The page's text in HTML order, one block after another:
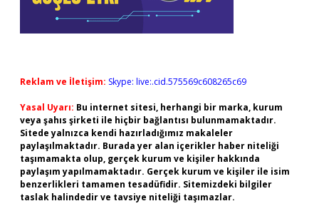
Reklam ve İletişim: Skype: live:.cid.575569c608265c69
Yasal Uyarı: Bu internet sitesi, herhangi bir marka, kurum
veya şahıs şirketi ile hiçbir bağlantısı bulunmamaktadır.
Sitede yalnızca kendi hazırladığımız makaleler
paylaşılmaktadır. Burada yer alan içerikler haber niteliği
taşımamakta olup, gerçek kurum ve kişiler hakkında
paylaşım yapılmamaktadır. Gerçek kurum ve kişiler ile isim
benzerlikleri tamamen tesadüfidir. Sitemizdeki bilgiler
taslak halindedir ve tavsiye niteliği taşımazlar.